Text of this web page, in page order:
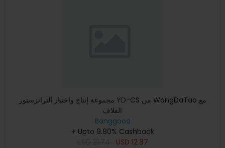
مجموعة إنتاج واختبار الترانزستور YD-CS من WangDaTao مع
الغلاف
Banggood
+ Upto 9.80% Cashback
USD 12.87